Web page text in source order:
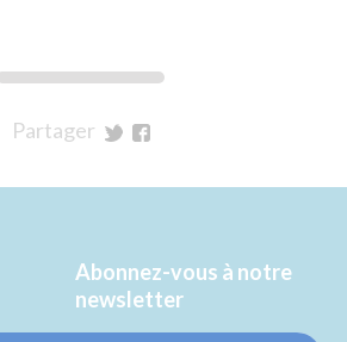
Partager
Twitter
Facebook
Abonnez-vous à notre
newsletter